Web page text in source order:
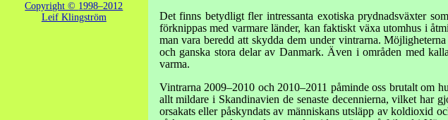
Copyright © 1998–2012
Leif Klingström
Det finns betydligt fler intressanta exotiska prydnadsväxter
förknippas med varmare länder, kan faktiskt växa utomhus i
man vara beredd att skydda dem under vintrarna.
och ganska stora delar av Danmark. Även i områden med
varma.
Vintrarna 2009–2010 och 2010–2011 påminde oss brutalt om
allt mildare i Skandinavien de senaste decennierna, vilket har
orsakats eller påskyndats av människans utsläpp av koldioxid